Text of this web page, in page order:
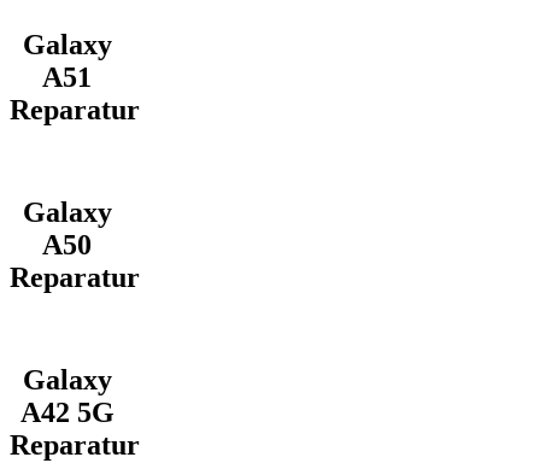
Galaxy
A51
Reparatur
Galaxy
A50
Reparatur
Galaxy
A42 5G
Reparatur